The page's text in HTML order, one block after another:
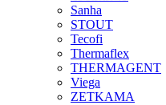
Sanha
STOUT
Tecofi
Thermaflex
THERMAGENT
Viega
ZETKAMA